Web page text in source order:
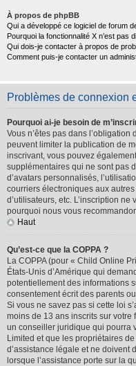
À propos de phpBB
Qui a développé ce logiciel de forum
Pourquoi la fonctionnalité X n’est pas
Qui dois-je contacter à propos de
Comment puis-je contacter un
Problèmes de connexion
Pourquoi ai-je besoin de
Vous n’êtes pas dans
peuvent limiter la publication de
inscrivant, vous pouvez
supplémentaires qui ne sont pas
d’avatars personnalisés,
courriers électroniques aux
d’utilisateurs, etc. L’inscription ne
pourquoi nous vous
Haut
Qu’est-ce que la COPPA ?
La COPPA (pour « Child Online
États-Unis d’Amérique qui
potentiellement des informations
consentement écrit des parents
Si vous ne savez pas si cette loi
moins de 13 ans inscrits sur
un conseiller juridique qui pourra
Limited et que les propriétaires
d’assistance légale et ne doivent
lorsque l’assistance porte sur la